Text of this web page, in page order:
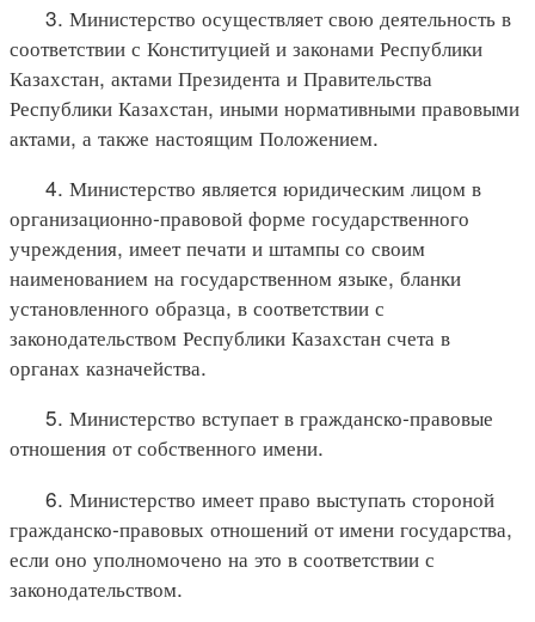
3. Министерство осуществляет свою деятельность в
соответствии с Конституцией и законами Республики
Казахстан, актами Президента и Правительства
Республики Казахстан, иными нормативными правовыми
актами, а также настоящим Положением.
4. Министерство является юридическим лицом в
организационно-правовой форме государственного
учреждения, имеет печати и штампы со своим
наименованием на государственном языке, бланки
установленного образца, в соответствии с
законодательством Республики Казахстан счета в
органах казначейства.
5. Министерство вступает в гражданско-правовые
отношения от собственного имени.
6. Министерство имеет право выступать стороной
гражданско-правовых отношений от имени государства,
если оно уполномочено на это в соответствии с
законодательством.